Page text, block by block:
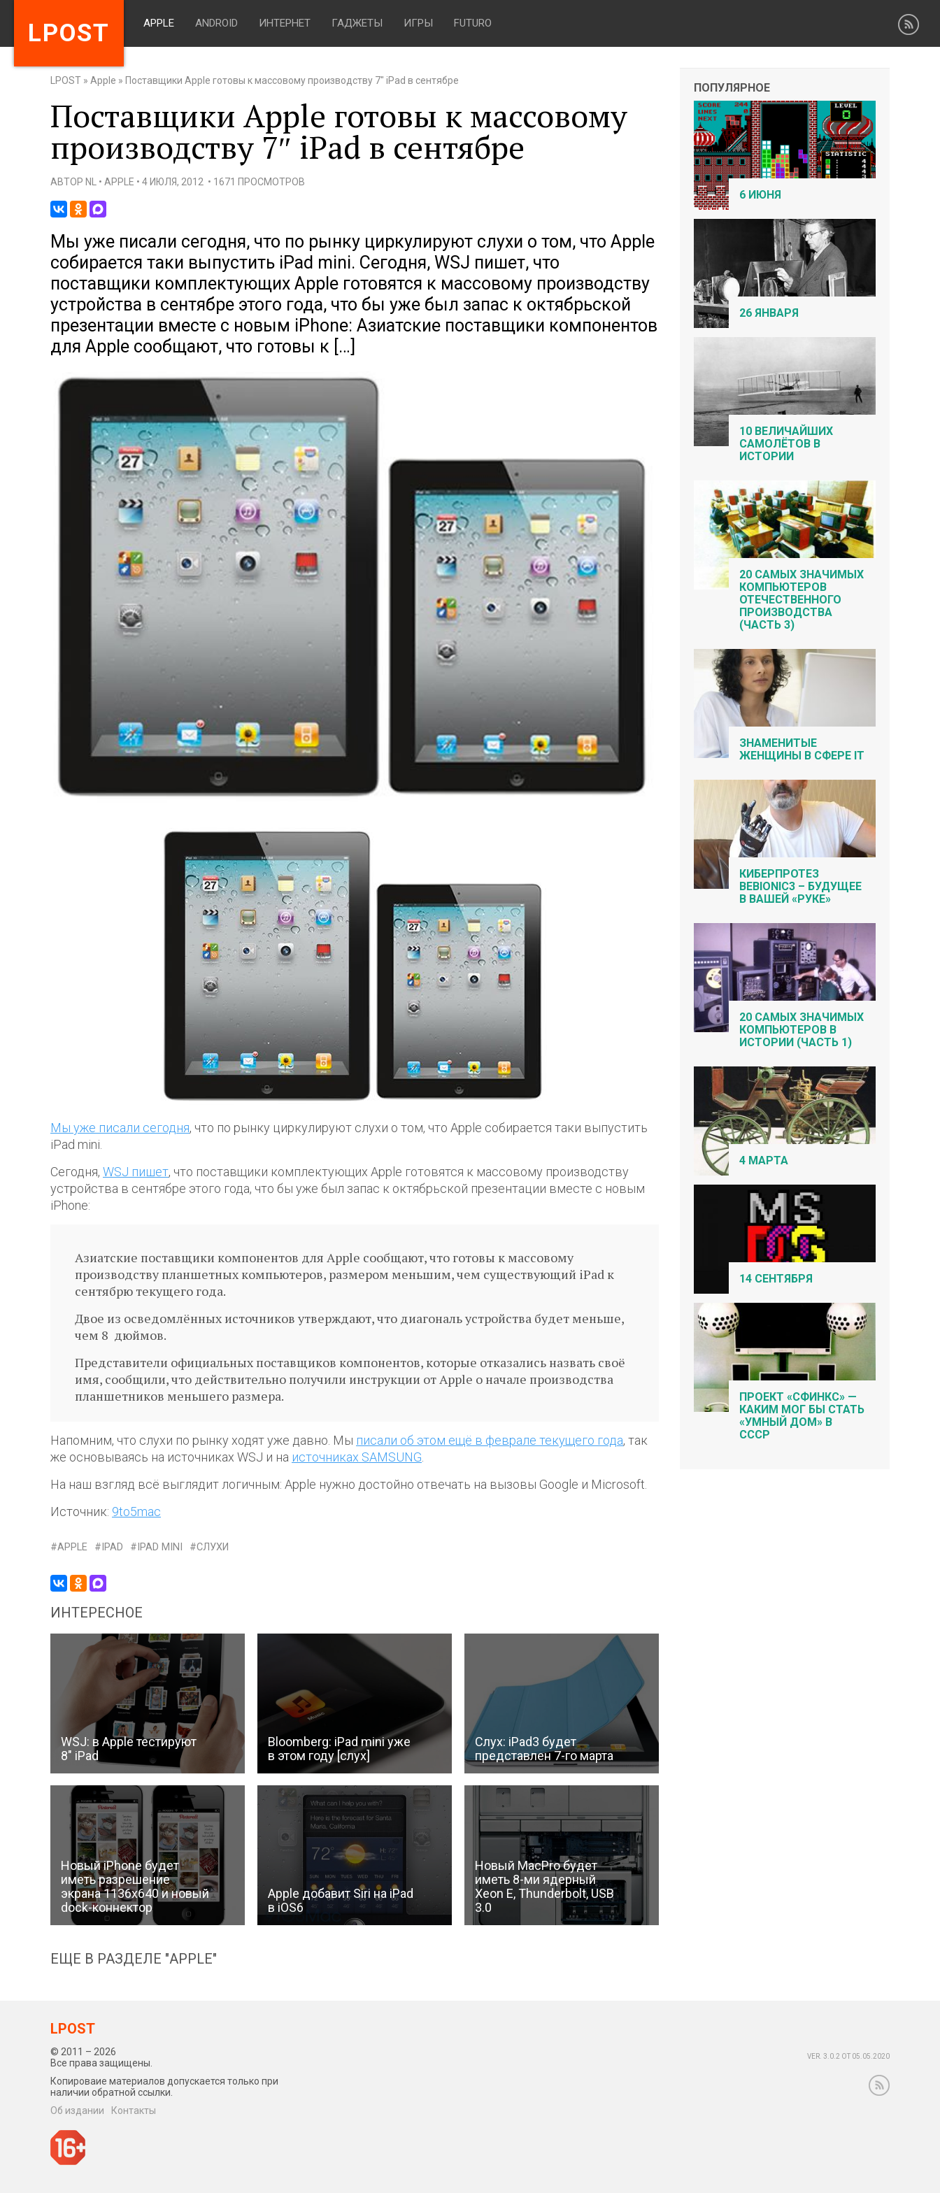
LPOST APPLE ANDROID ИНТЕРНЕТ ГАДЖЕТЫ ИГРЫ FUTURO
LPOST » Apple » Поставщики Apple готовы к массовому производству 7″ iPad в сентябре
Поставщики Apple готовы к массовому
производству 7″ iPad в сентябре
АВТОР NL • APPLE • 4 ИЮЛЯ, 2012 • 1671 ПРОСМОТРОВ
Мы уже писали сегодня, что по рынку циркулируют слухи о том, что Apple
собирается таки выпустить iPad mini. Сегодня, WSJ пишет, что
поставщики комплектующих Apple готовятся к массовому производству
устройства в сентябре этого года, что бы уже был запас к октябрьской
презентации вместе с новым iPhone: Азиатские поставщики компонентов
для Apple сообщают, что готовы к […]
Мы уже писали сегодня, что по рынку циркулируют слухи о том, что Apple собирается таки выпустить
iPad mini.
Сегодня, WSJ пишет, что поставщики комплектующих Apple готовятся к массовому производству
устройства в сентябре этого года, что бы уже был запас к октябрьской презентации вместе с новым
iPhone:
Азиатские поставщики компонентов для Apple сообщают, что готовы к массовому
производству планшетных компьютеров, размером меньшим, чем существующий iPad к
сентябрю текущего года.
Двое из осведомлённых источников утверждают, что диагональ устройства будет меньше,
чем 8 дюймов.
Представители официальных поставщиков компонентов, которые отказались назвать своё
имя, сообщили, что действительно получили инструкции от Apple о начале производства
планшетников меньшего размера.
Напомним, что слухи по рынку ходят уже давно. Мы писали об этом ещё в феврале текущего года, так
же основываясь на источниках WSJ и на источниках SAMSUNG
На наш взгляд всё выглядит логичным: Apple нужно достойно отвечать на вызовы Google и Microsoft.
Источник: 9to5mac
APPLE IPAD IPAD MINI СЛУХИ
ИНТЕРЕСНОЕ
WSJ: в Apple тестируют
8″ iPad
Bloomberg: iPad mini уже
в этом году [слух]
Слух: iPad3 будет
представлен 7-го марта
Новый iPhone будет
иметь разрешение
экрана 1136х640 и новый
dock-коннектор
Apple добавит Siri на iPad
в iOS6
Новый MacPro будет
иметь 8-ми ядерный
Xeon E, Thunderbolt, USB
3.0
ЕЩЕ В РАЗДЕЛЕ "APPLE"
ПОПУЛЯРНОЕ
6 ИЮНЯ
26 ЯНВАРЯ
10 ВЕЛИЧАЙШИХ
САМОЛЁТОВ В
ИСТОРИИ
20 САМЫХ ЗНАЧИМЫХ
КОМПЬЮТЕРОВ
ОТЕЧЕСТВЕННОГО
ПРОИЗВОДСТВА
(ЧАСТЬ 3)
ЗНАМЕНИТЫЕ
ЖЕНЩИНЫ В СФЕРЕ IT
КИБЕРПРОТЕЗ
BEBIONIC3 – БУДУЩЕЕ
В ВАШЕЙ «РУКЕ»
20 САМЫХ ЗНАЧИМЫХ
КОМПЬЮТЕРОВ В
ИСТОРИИ (ЧАСТЬ 1)
4 МАРТА
14 СЕНТЯБРЯ
ПРОЕКТ «СФИНКС» —
КАКИМ МОГ БЫ СТАТЬ
«УМНЫЙ ДОМ» В
СССР
LPOST
© 2011 – 2026
Все права защищены.
Копироваие материалов допускается только при
наличии обратной ссылки.
Об издании
Контакты
VER. 3.0.2 ОТ 05.05.2020